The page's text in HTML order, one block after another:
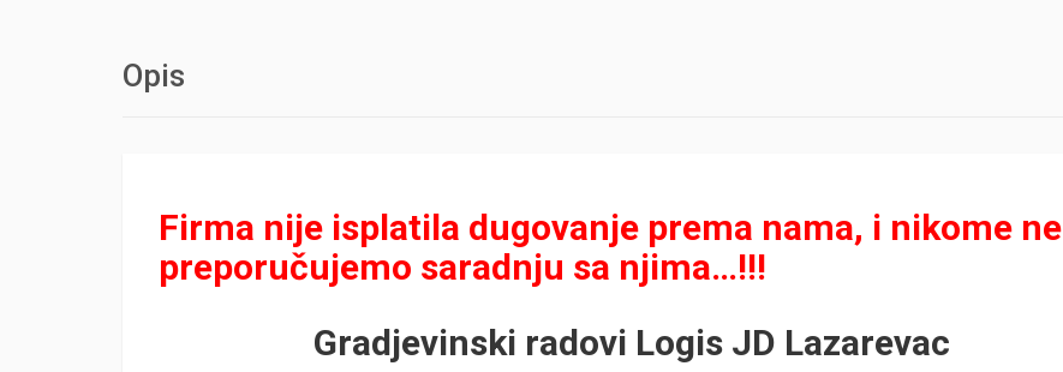
Opis
Firma nije isplatila dugovanje prema nama, i nikome ne
preporučujemo saradnju sa njima…!!!
Gradjevinski radovi Logis JD Lazarevac